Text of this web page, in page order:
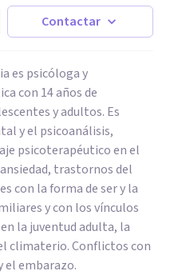
Contactar
es psicóloga y
con 14 años de
y adultos. Es
y el psicoanálisis,
psicoterapéutico en el
trastornos del
con la forma de ser y la
y con los vínculos
la juventud adulta, la
climaterio. Conflictos con
el embarazo.